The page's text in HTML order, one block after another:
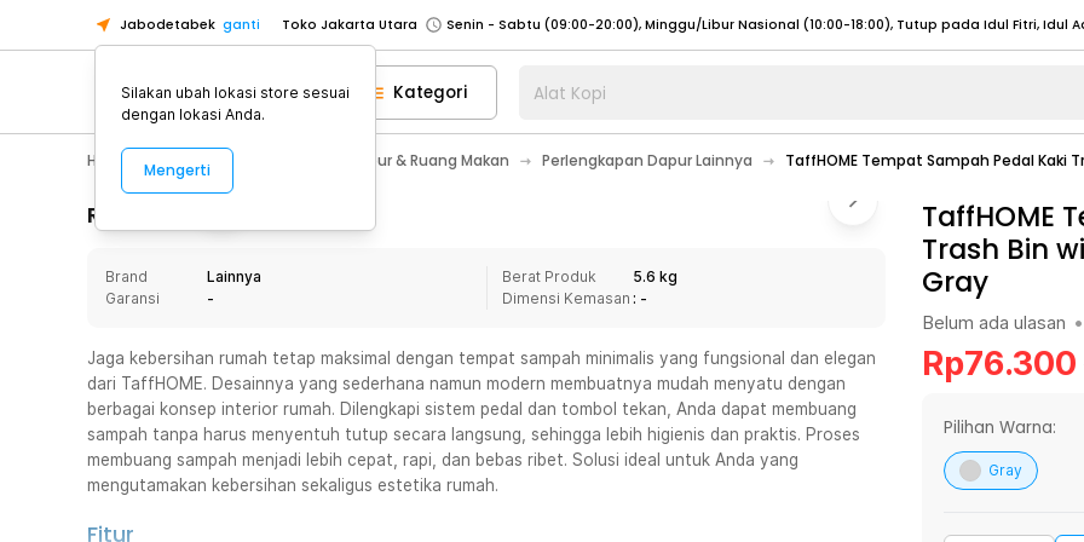
Jabodetabek ganti Toko Jakarta Utara
Toko Tangerang
Toko Cikupa
Pick n Go Jakarta Barat
Senin - Jumat (07:00 - 20:00), Sabtu - Minggu (08:00 - 20:00), Tutup pada Idul Fitri
Pick n Go Bekasi
Senin - Jumat (08:00 - 20:00), Sabtu - Minggu/ Libur Nasional (08:00 - 17:00) Selengkapnya
Senin - Jumat (08:00 - 20:00), Sabtu - Minggu/ Libur Nasional (08:00 - 17:00) Selengkapnya
Senin - Sabtu (09:00-20:00), Minggu/Libur Nasional (12:00-20:00), Tutup pada Idul Fitri
Senin - Sabtu (09:00-20:00), Minggu/Libur Nasional (12:00-20:00), Tutup pada Idul Fitri
Toko Tangerang
Toko Cikupa
Pick n Go Jakarta Barat
Senin - Jumat (07:00 - 20:00), Sabtu - Minggu (08:00 - 20:00), Tutup pada Idul Fitri
Pick n Go Bekasi
Senin - Jumat (08:00 - 20:00), Sabtu - Minggu/ Libur Nasional (08:00 - 17:00) Selengkapnya
Pick n Go Depok
Senin - Jumat (08:00 - 20:00), Sabtu - Minggu/ Libur Nasional (08:00 - 17:00)
Kategori Alat Kopi
Home Appliance Perlengkapan Dapur & Ruang Makan Perlengkapan Dapur Lainnya TaffHOME Tempat Sampah Pedal Kaki
Rincian Produk
Brand
Lainnya
Garansi
-
Berat Produk
5.6 kg
Dimensi Kemasan : -
Jaga kebersihan rumah tetap maksimal dengan tempat sampah minimalis yang fungsional dan elegan
dari TaffHOME. Desainnya yang sederhana namun modern membuatnya mudah menyatu dengan
berbagai konsep interior rumah. Dilengkapi sistem pedal dan tombol tekan, Anda dapat membuang
sampah tanpa harus menyentuh tutup secara langsung, sehingga lebih higienis dan praktis. Proses
membuang sampah menjadi lebih cepat, rapi, dan bebas ribet. Solusi ideal untuk Anda yang
mengutamakan kebersihan sekaligus estetika rumah.
Fitur
TaffHOME
Trash Bin
Gray
Belum ada ulasan •
Rp76.300
Pilihan Warna:
Gray
Silakan ubah lokasi store sesuai
dengan lokasi Anda.
Mengerti